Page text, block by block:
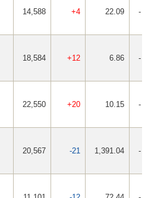
14,588 +4 22.09 -
18,584 +12 6.86 -
22,550 +20 10.15 -
20,567 -21 1,391.04 -